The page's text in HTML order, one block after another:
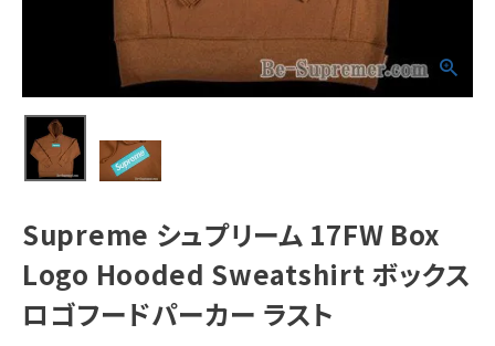
パーカー・トレーナー
キャップ・ハット
ニット帽・ビーニー
バックパック・リュック
Supreme シュプリーム 17FW Box
Logo Hooded Sweatshirt ボックス
ロゴフードパーカー ラスト